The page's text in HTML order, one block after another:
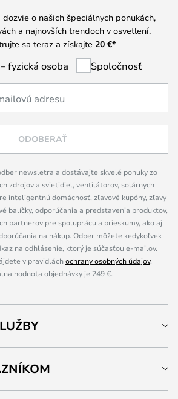
o našich špeciálnych ponukách,
a najnovších trendoch v osvetlení.
sa teraz a získajte 20 €*
fyzická osoba Spoločnosť
ODOBERAŤ
newsletra a dostávajte skvelé ponuky zo
zdrojov a svietidiel, ventilátorov, solárnych
inteligentnú domácnosť, zľavové kupóny, zľavy
balíčky, odporúčania a predstavenia produktov,
partnerov pre spoluprácu a prieskumy, ako aj
na nákup. Odber môžete kedykoľvek
na odhlásenie, ktorý je súčasťou e-mailov.
v pravidláchochrany osobných údajov.
hodnota objednávky je 249 €.